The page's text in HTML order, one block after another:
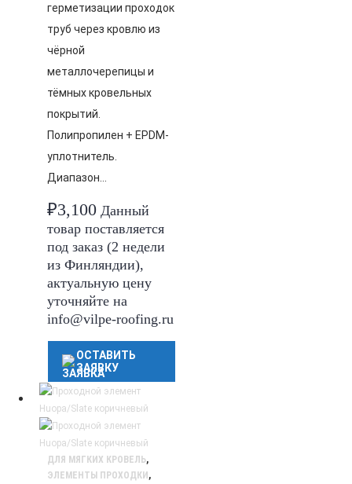
герметизации проходок
труб через кровлю из
чёрной
металлочерепицы и
тёмных кровельных
покрытий.
Полипропилен + EPDM-
уплотнитель.
Диапазон…
₽3,100 Данный
товар поставляется
под заказ (2 недели
из Финляндии),
актуальную цену
уточняйте на
info@vilpe-roofing.ru
ОСТАВИТЬ
ЗАЯВКУ
ДЛЯ МЯГКИХ КРОВЕЛЬ,
ЭЛЕМЕНТЫ ПРОХОДКИ,